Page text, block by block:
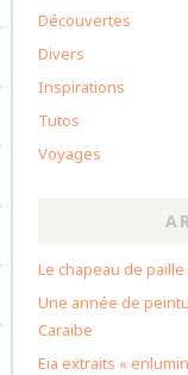
Découvertes
Divers
Inspirations
Tutos
Voyages
Le chapeau de paille
Une année de
Caraibe
Eia extraits «